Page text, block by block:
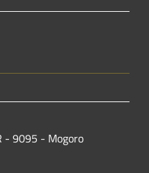
- 9095 - Mogoro